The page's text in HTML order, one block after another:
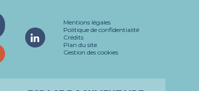
Mentions légales
Politique de confidentialité
Crédits
Plan du site
Gestion des cookies